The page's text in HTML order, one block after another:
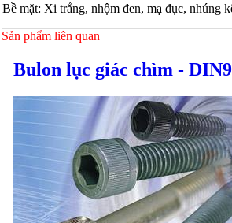
Bề mặt: Xi trắng, nhộm đen, mạ đục, nhúng
Sản phẩm liên quan
Bulon lục giác chìm -